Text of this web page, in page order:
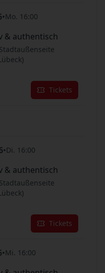
•Mo. 16:00
& authentisch
Tickets
•Di. 16:00
& authentisch
Tickets
•Mi. 16:00